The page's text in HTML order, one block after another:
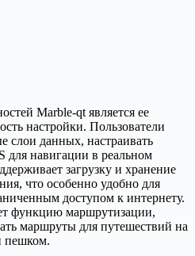
Marble-qt является ее
настройки. Пользователи
слои данных, настраивать
для навигации в реальном
загрузку и хранение
что особенно удобно для
доступом к интернету.
функцию маршрутизации,
маршруты для путешествий на
пешком.